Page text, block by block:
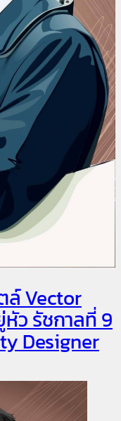
ล์ Vector
หัว รัชกาลที่ 9
Designer